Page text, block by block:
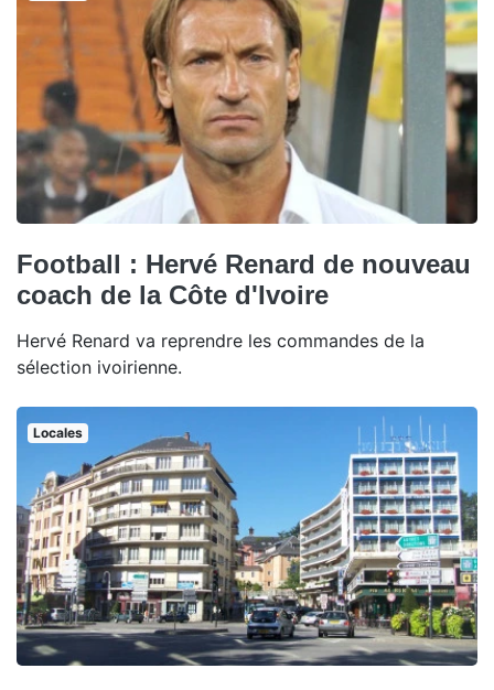
Football : Hervé Renard de nouveau
coach de la Côte d'Ivoire
Hervé Renard va reprendre les commandes de la
sélection ivoirienne.
Locales